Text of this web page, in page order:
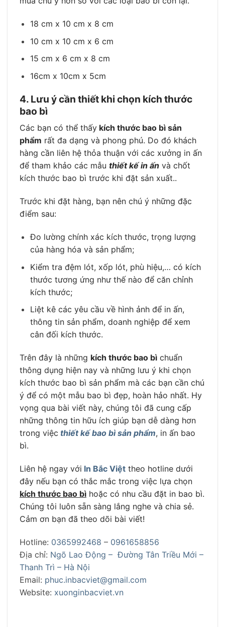
18 cm x 10 cm x 8 cm
10 cm x 10 cm x 6 cm
15 cm x 6 cm x 8 cm
16cm x 10cm x 5cm
4. Lưu ý cần thiết khi chọn kích thước
bao bì
Các bạn có thể thấy kích thước bao bì sản
phẩm rất đa dạng và phong phú. Do đó khách
hàng cần liên hệ thỏa thuận với các xưởng in ấn
để tham khảo các mẫu thiết kế in ấn và chốt
kích thước bao bì trước khi đặt sản xuất..
Trước khi đặt hàng, bạn nên chú ý những đặc
điểm sau:
Đo lường chính xác kích thước, trọng lượng
của hàng hóa và sản phẩm;
Kiểm tra đệm lót, xốp lót, phù hiệu,… có kích
thước tương ứng như thế nào để căn chỉnh
kích thước;
Liệt kê các yêu cầu về hình ảnh để in ấn,
thông tin sản phẩm, doanh nghiệp để xem
cân đối kích thước.
Trên đây là những kích thước bao bì chuẩn
thông dụng hiện nay và những lưu ý khi chọn
kích thước bao bì sản phẩm mà các bạn cần chú
ý để có một mẫu bao bì đẹp, hoàn hảo nhất. Hy
vọng qua bài viết này, chúng tôi đã cung cấp
những thông tin hữu ích giúp bạn dễ dàng hơn
trong việc thiết kế bao bì sản phẩm, in ấn bao
bì.
Liên hệ ngay với In Bắc Việt theo hotline dưới
đây nếu bạn có thắc mắc trong việc lựa chọn
kích thước bao bì hoặc có nhu cầu đặt in bao bì.
Chúng tôi luôn sẵn sàng lắng nghe và chia sẻ.
Cảm ơn bạn đã theo dõi bài viết!
Hotline: 0365992468 – 0961658856
Địa chỉ: Ngõ Lao Động – Đường Tân Triều Mới –
Thanh Trì – Hà Nội
Email: phuc.inbacviet@gmail.com
Website: xuonginbacviet.vn